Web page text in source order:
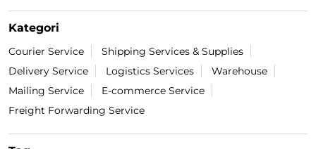
#LionParcel
#BeraniDiandelin
#KirimPaket
#kepercayaan
Diposting pada :
29 Jul 2026 4:37 PM